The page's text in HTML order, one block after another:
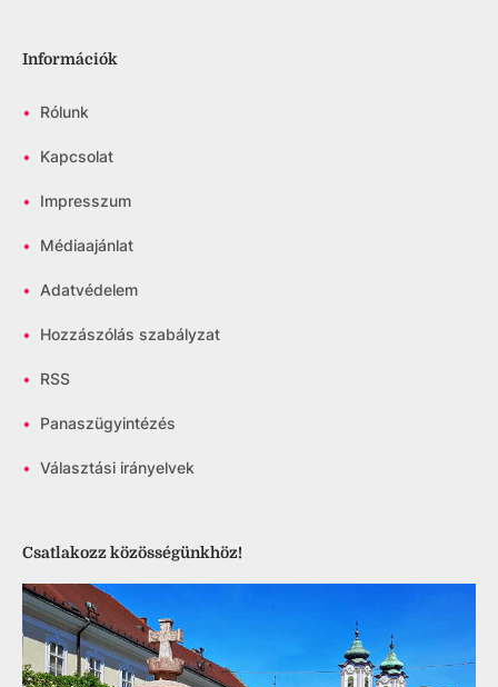
Információk
• Rólunk
• Kapcsolat
• Impresszum
• Médiaajánlat
• Adatvédelem
• Hozzászólás szabályzat
• RSS
• Panaszügyintézés
• Választási irányelvek
Csatlakozz közösségünkhöz!